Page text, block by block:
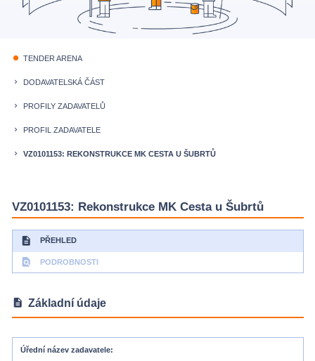
fiber_manual_record TENDER ARENA
keyboard_arrow_right DODAVATELSKÁ ČÁST
keyboard_arrow_right PROFILY ZADAVATELŮ
keyboard_arrow_right PROFIL ZADAVATELE
keyboard_arrow_right VZ0101153: REKONSTRUKCE MK CESTA U ŠUBRTŮ
VZ0101153: Rekonstrukce MK Cesta u Šubrtů
description PŘEHLED
find_in_page PODROBNOSTI
description Základní údaje
Úřední název zadavatele